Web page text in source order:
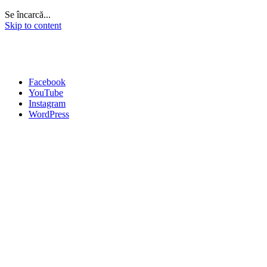
Se încarcă...
Skip to content
Facebook
YouTube
Instagram
WordPress